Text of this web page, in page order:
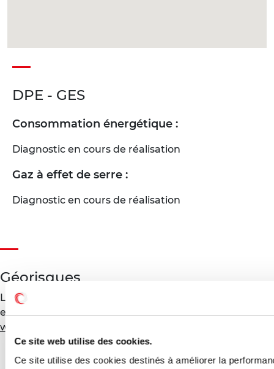
Ce site web utilise des cookies.
Ce site utilise des cookies destinés à améliorer la
DPE - GES
Consommation énergétique :
Diagnostic en cours de réalisation
Gaz à effet de serre :
Diagnostic en cours de réalisation
Géorisques
Les informations sur les risques auxquels ce bien est
exposé sont disponibles sur le site Géorisques :
www.georisques.gouv.fr